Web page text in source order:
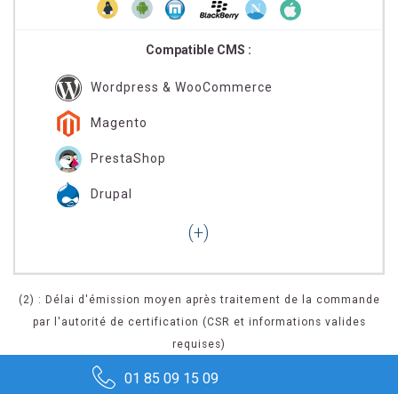
Compatible CMS :
Wordpress & WooCommerce
Magento
PrestaShop
Drupal
(2) : Délai d'émission moyen après traitement de la commande
par l'autorité de certification (CSR et informations valides
requises)
01 85 09 15 09